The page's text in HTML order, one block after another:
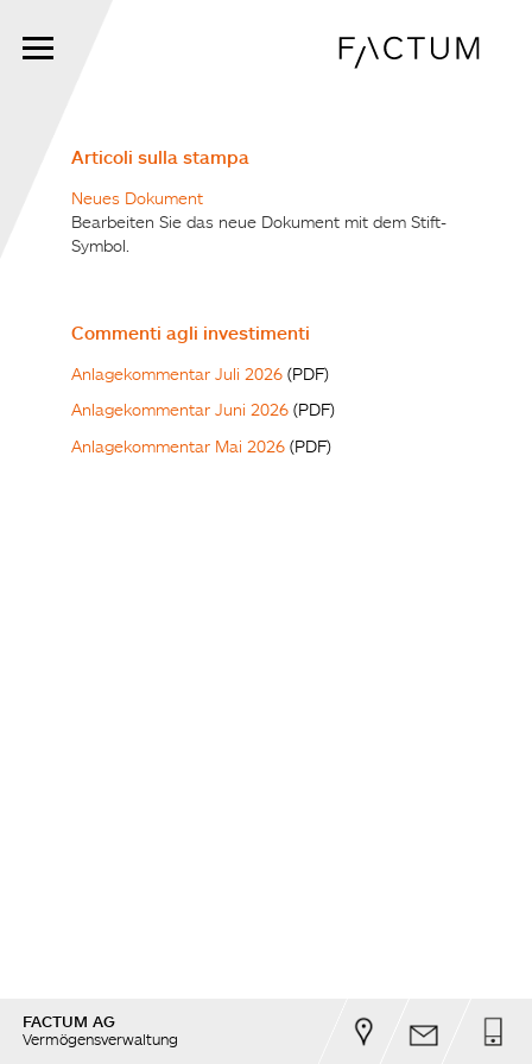
main
Articoli sulla stampa
Neues Dokument
Bearbeiten Sie das neue Dokument mit dem Stift-
Symbol.
Commenti agli investimenti
Anlagekommentar Juli 2026 (PDF)
Anlagekommentar Juni 2026 (PDF)
Anlagekommentar Mai 2026 (PDF)
FACTUM AG
Vermögensverwaltung